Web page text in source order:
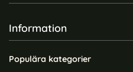
Information
Populära kategorier